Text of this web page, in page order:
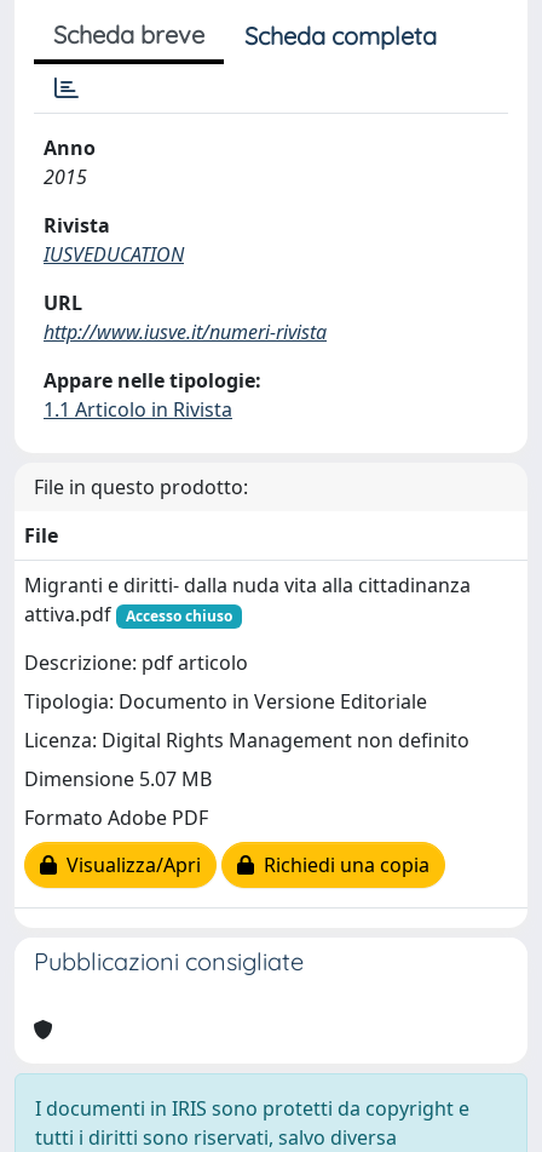
Scheda breve Scheda completa
Anno
2015
Rivista
IUSVEDUCATION
URL
http://www.iusve.it/numeri-rivista
Appare nelle tipologie:
1.1 Articolo in Rivista
File in questo prodotto:
File
Migranti e diritti- dalla nuda vita alla cittadinanza
attiva.pdf
Accesso chiuso
Descrizione: pdf articolo
Tipologia: Documento in Versione Editoriale
Licenza: Digital Rights Management non definito
Dimensione 5.07 MB
Formato Adobe PDF
Visualizza/Apri
Richiedi una copia
Pubblicazioni consigliate
I documenti in IRIS sono protetti da copyright e
tutti i diritti sono riservati, salvo diversa